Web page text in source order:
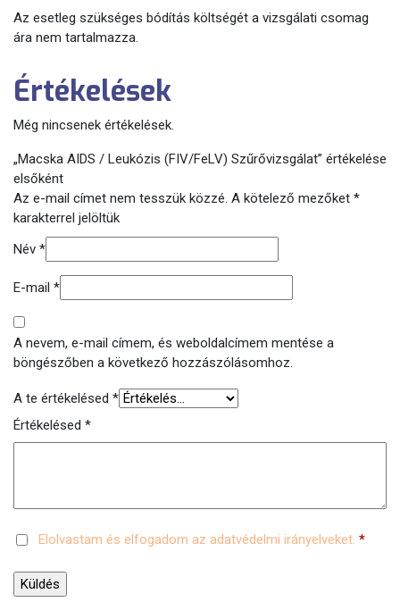
Az esetleg szükséges bódítás költségét a vizsgálati csomag
ára nem tartalmazza.
Értékelések
Még nincsenek értékelések.
„Macska AIDS / Leukózis (FIV/FeLV) Szűrővizsgálat” értékelése
elsőként
Az e-mail címet nem tesszük közzé. A kötelező mezőket *
karakterrel jelöltük
Név *
E-mail *
A nevem, e-mail címem, és weboldalcímem mentése a
böngészőben a következő hozzászólásomhoz.
A te értékelésed *
Értékelésed *
Elolvastam és elfogadom az adatvédelmi irányelveket. *